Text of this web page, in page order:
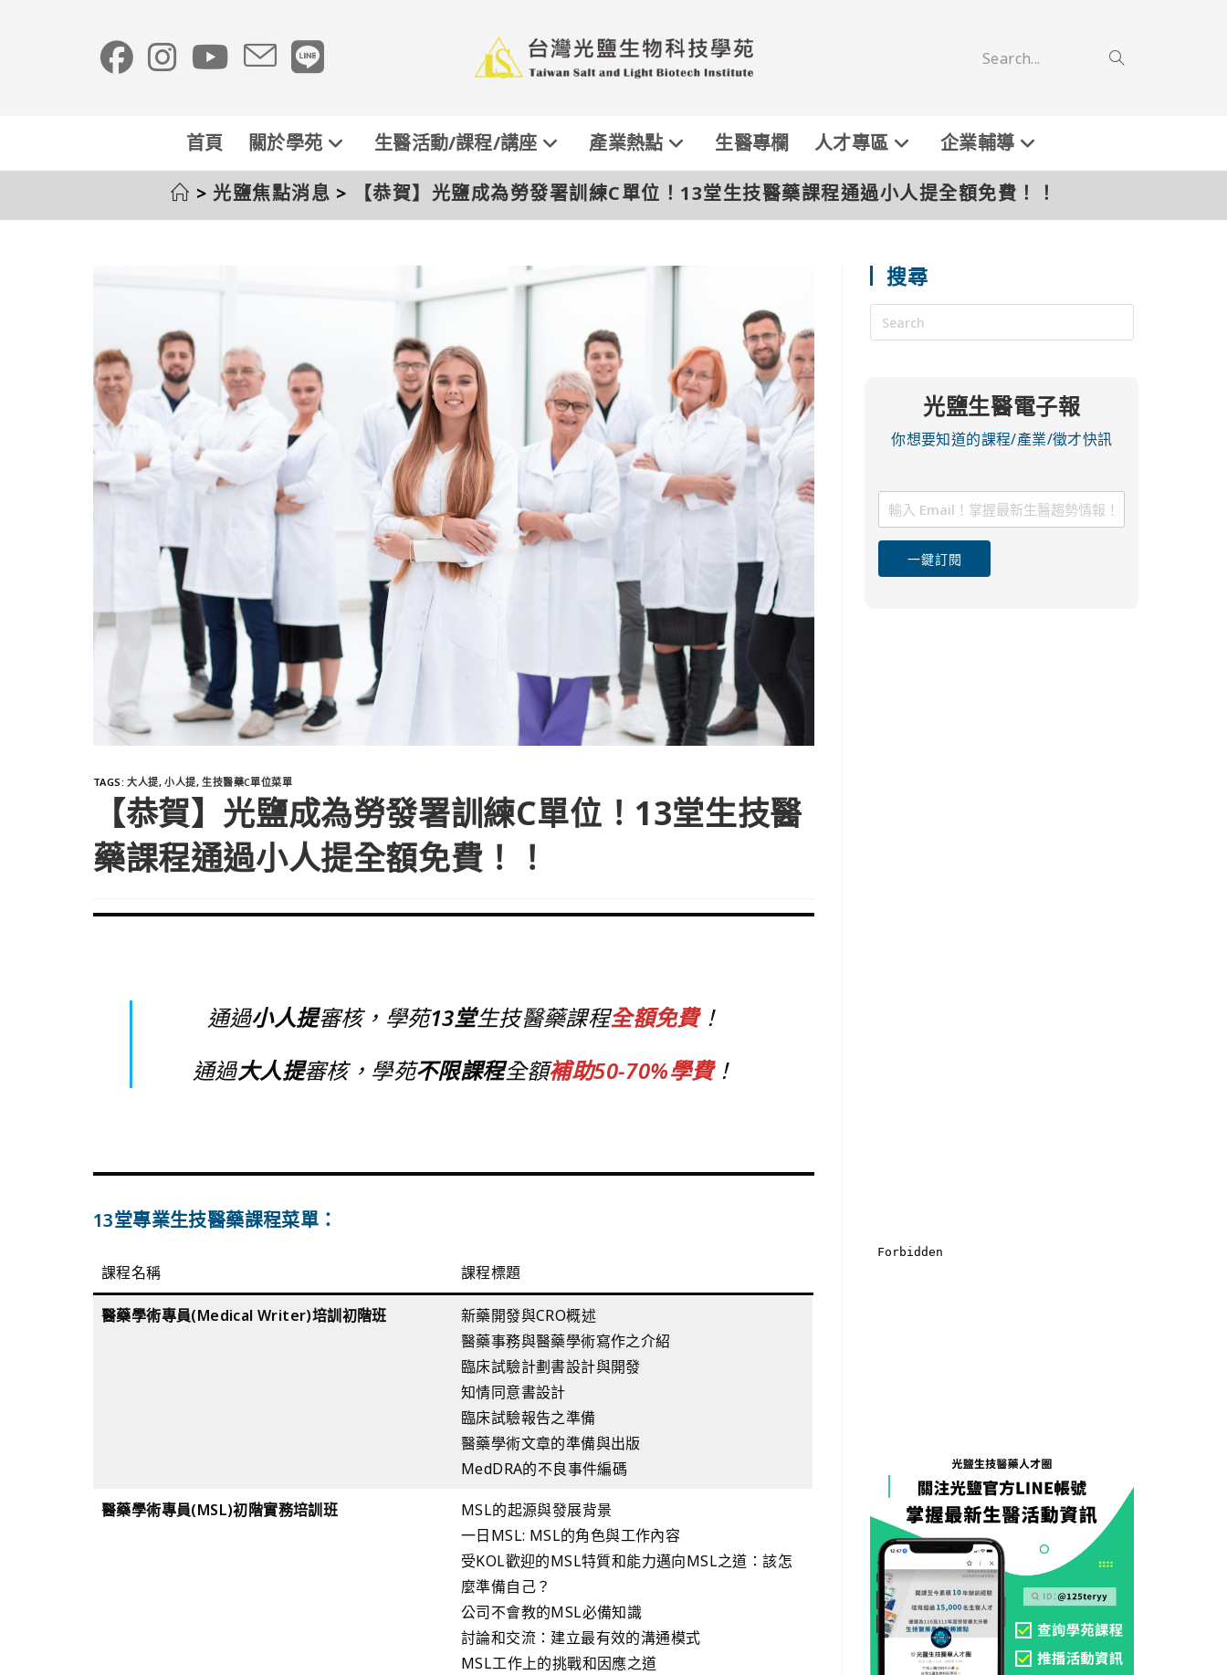
Search...
首頁 關於學苑 生醫活動/課程/講座 產業熱點 生醫專欄 人才專區 企業輔導
> 光鹽焦點消息 > 【恭賀】光鹽成為勞發署訓練C單位！13堂生技醫藥課程通過小人提全額免費！！
TAGS:大人提, 小人提, 生技醫藥C單位菜單
【恭賀】光鹽成為勞發署訓練C單位！13堂生技醫
藥課程通過小人提全額免費！！
通過小人提審核，學苑13堂生技醫藥課程全額免費！
通過大人提審核，學苑不限課程全額補助50-70%學費！
13堂專業生技醫藥課程菜單：
課程名稱 課程標題
醫藥學術專員(Medical Writer)培訓初階班
新藥開發與CRO概述
醫藥事務與醫藥學術寫作之介紹
臨床試驗計劃書設計與開發
知情同意書設計
臨床試驗報告之準備
醫藥學術文章的準備與出版
MedDRA的不良事件編碼
醫藥學術專員(MSL)初階實務培訓班
MSL的起源與發展背景
一日MSL: MSL的角色與工作內容
受KOL歡迎的MSL特質和能力邁向MSL之道：該怎
麼準備自己？
公司不會教的MSL必備知識
討論和交流：建立最有效的溝通模式
MSL工作上的挑戰和因應之道
搜尋
光鹽生醫電子報
你想要知道的課程/產業/徵才快訊
一鍵訂閱